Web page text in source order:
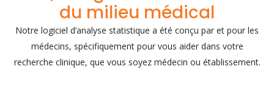
du milieu médical
Notre logiciel d’analyse statistique a été conçu par et pour les
médecins, spécifiquement pour vous aider dans votre
recherche clinique, que vous soyez médecin ou établissement.